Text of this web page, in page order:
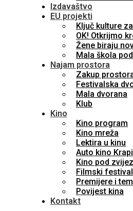
Izdavaštvo
EU projekti
Ključ kulture
OK! Otkrijmo
Žene biraju
Mala škola
Najam prostora
Zakup
Festivalska
Mala dvorana
Klub
Kino
Kino program
Kino mreža
Lektira u kinu
Auto kino
Kino pod
Filmski
Premijere i
Povijest kina
Kontakt